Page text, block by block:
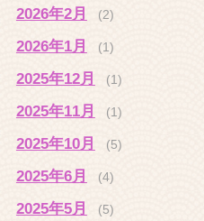
2026年2月 (2)
2026年1月 (1)
2025年12月 (1)
2025年11月 (1)
2025年10月 (5)
2025年6月 (4)
2025年5月 (5)